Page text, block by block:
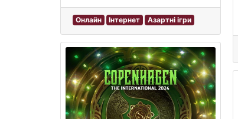
Онлайн Інтернет Азартні ігри